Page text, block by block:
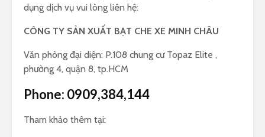
dụng dịch vụ vui lòng liên hệ:
CÔNG TY SẢN XUẤT BẠT CHE XE MINH CHÂU
Văn phòng đại diện: P.108 chung cư Topaz Elite ,
phường 4, quận 8, tp.HCM
Phone: 0909,384,144
Tham khảo thêm tại: